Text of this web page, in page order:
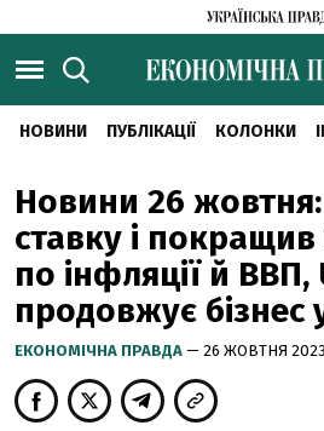
НОВИНИ ПУБЛІКАЦІЇ КОЛОНКИ
Новини 26
ставку і
по інфляції й
продовжує бізнес
ЕКОНОМІЧНА ПРАВДА — 26 ЖОВТНЯ